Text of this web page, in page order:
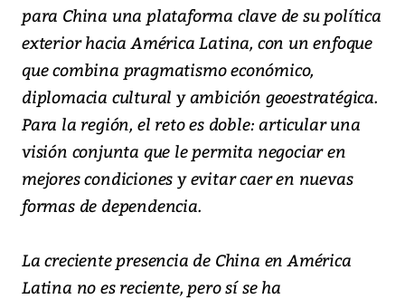
para China una plataforma clave de su política
exterior hacia América Latina, con un enfoque
que combina pragmatismo económico,
diplomacia cultural y ambición geoestratégica.
Para la región, el reto es doble: articular una
visión conjunta que le permita negociar en
mejores condiciones y evitar caer en nuevas
formas de dependencia.
La creciente presencia de China en América
Latina no es reciente, pero sí se ha